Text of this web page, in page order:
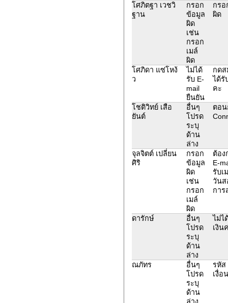
โศภิตฐา เวชวิ
ฐาน
กรอก
ข้อมูล
ผิด
เช่น
กรอก
เมล์
ผิด
กรอ
ผิด
โศภิดา แซ่โหง้
ว
ไม่ได้
รับ E-
mail
ยืนยัน
กดส
ได้รั
คะ
โชติวิทย์ เสือ
ยันต์
อื่นๆ
โปรด
ระบุ
ด้าน
ล่าง
ตอน
จุลจิตต์ เปลี่ยน
ศิริ
กรอก
ข้อมูล
ผิด
เช่น
กรอก
เมล์
ผิด
ต้อง
E-
รับเ
วันส
การ
ดารักษ์
อื่นๆ
โปรด
ระบุ
ด้าน
ล่าง
ไม่ไ
เงิน
ณภัทร
อื่นๆ
โปรด
ระบุ
ด้าน
ล่าง
รหัส
เงื่อ